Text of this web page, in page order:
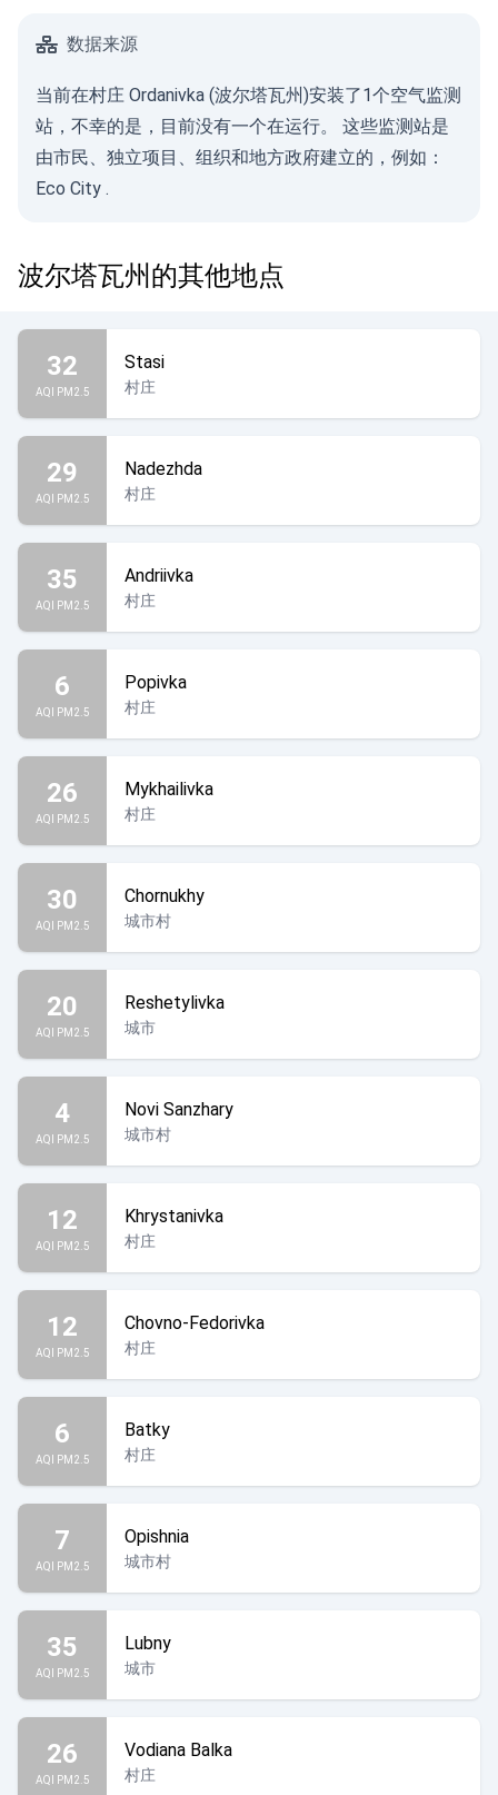
数据来源
当前在村庄 Ordanivka (波尔塔瓦州)安装了1个空气监测
站，不幸的是，目前没有一个在运行。 这些监测站是
由市民、独立项目、组织和地方政府建立的，例如：
Eco City .
波尔塔瓦州的其他地点
32
AQI PM2.5
Stasi
村庄
29
AQI PM2.5
Nadezhda
村庄
35
AQI PM2.5
Andriivka
村庄
6
AQI PM2.5
Popivka
村庄
26
AQI PM2.5
Mykhailivka
村庄
30
AQI PM2.5
Chornukhy
城市村
20
AQI PM2.5
Reshetylivka
城市
4
AQI PM2.5
Novi Sanzhary
城市村
12
AQI PM2.5
Khrystanivka
村庄
12
AQI PM2.5
Chovno-Fedorivka
村庄
6
AQI PM2.5
Batky
村庄
7
AQI PM2.5
Opishnia
城市村
35
AQI PM2.5
Lubny
城市
26
AQI PM2.5
Vodiana Balka
村庄